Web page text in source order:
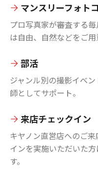
マンスリーフォト
プロ写真家が審査する
は自由、自然などをご用
部活
ジャンル別の撮影イベ
師としてサポート。
来店チェックイン
キヤノン直営店へのご
インを実施いただいた
す。